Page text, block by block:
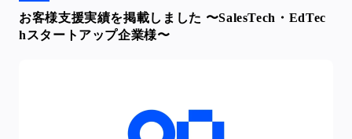
お客様支援実績を掲載しました 〜SalesTech・EdTec
hスタートアップ企業様〜